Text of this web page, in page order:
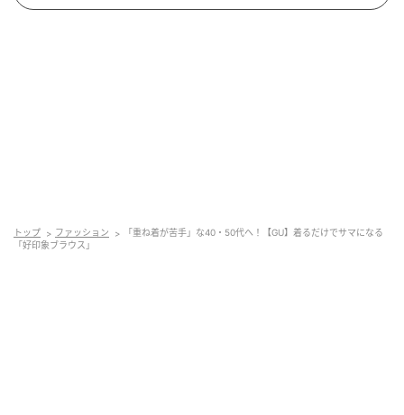
重ね着せずともシャレ見えを狙えるのが魅力です。シ
トップ ファッション
「重ね着が苦手」な40・50代へ！【GU】着るだけでサマになる
「好印象ブラウス」